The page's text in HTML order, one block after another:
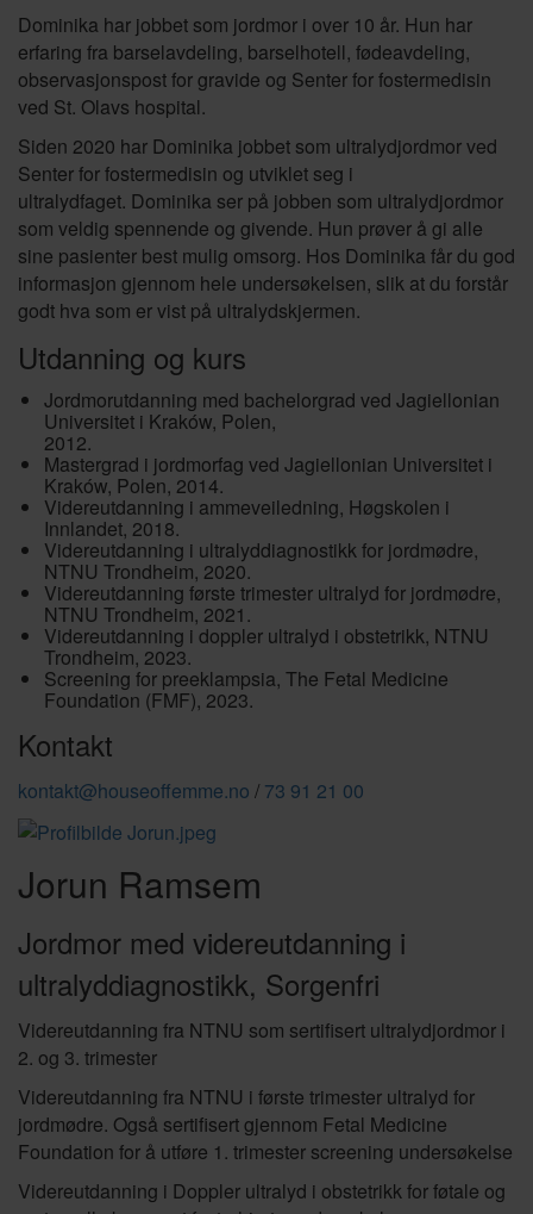
Dominika har jobbet som jordmor i over 10 år. Hun har
erfaring fra barselavdeling, barselhotell, fødeavdeling,
observasjonspost for gravide og Senter for fostermedisin
ved St. Olavs hospital.
Siden 2020 har Dominika jobbet som ultralydjordmor ved
Senter for fostermedisin og utviklet seg i
ultralydfaget. Dominika ser på jobben som ultralydjordmor
som veldig spennende og givende. Hun prøver å gi alle
sine pasienter best mulig omsorg. Hos Dominika får du god
informasjon gjennom hele undersøkelsen, slik at du forstår
godt hva som er vist på ultralydskjermen.
Utdanning og kurs
Jordmorutdanning med bachelorgrad ved Jagiellonian
Universitet i Kraków, Polen,
2012.
Mastergrad i jordmorfag ved Jagiellonian Universitet i
Kraków, Polen, 2014.
Videreutdanning i ammeveiledning, Høgskolen i
Innlandet, 2018.
Videreutdanning i ultralyddiagnostikk for jordmødre,
NTNU Trondheim, 2020.
Videreutdanning første trimester ultralyd for jordmødre,
NTNU Trondheim, 2021.
Videreutdanning i doppler ultralyd i obstetrikk, NTNU
Trondheim, 2023.
Screening for preeklampsia, The Fetal Medicine
Foundation (FMF), 2023.
Kontakt
kontakt@houseoffemme.no / 73 91 21 00
Jorun Ramsem
Jordmor med videreutdanning i
ultralyddiagnostikk, Sorgenfri
Videreutdanning fra NTNU som sertifisert ultralydjordmor i
2. og 3. trimester
Videreutdanning fra NTNU i første trimester ultralyd for
jordmødre. Også sertifisert gjennom Fetal Medicine
Foundation for å utføre 1. trimester screening undersøkelse
Videreutdanning i Doppler ultralyd i obstetrikk for føtale og